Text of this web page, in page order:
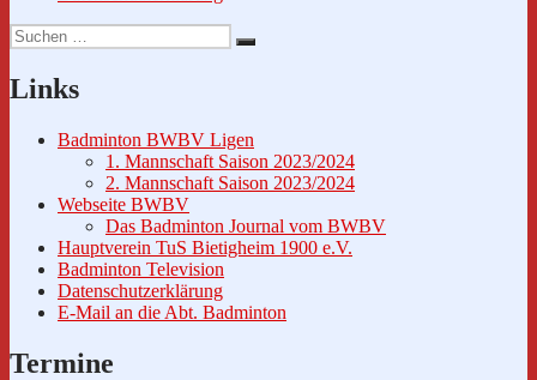
Suche
nach:
Suchen
Links
Badminton BWBV Ligen
1. Mannschaft Saison 2023/2024
2. Mannschaft Saison 2023/2024
Webseite BWBV
Das Badminton Journal vom BWBV
Hauptverein TuS Bietigheim 1900 e.V.
Badminton Television
Datenschutzerklärung
E-Mail an die Abt. Badminton
Termine